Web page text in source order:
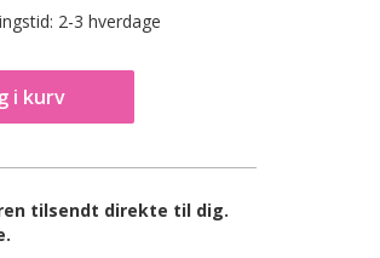
i kurv
2-3 hverdage
tilsendt direkte til dig.